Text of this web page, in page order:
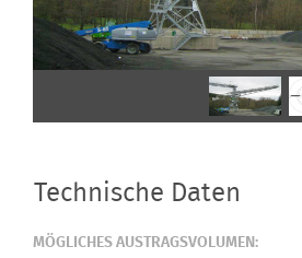
Technische Daten
MÖGLICHES AUSTRAGSVOLUMEN: